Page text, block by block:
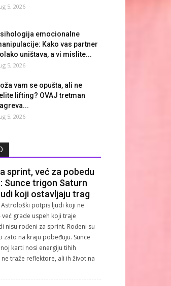
5, 2026
emocionalne
Kako vas partner
uništava, a vi mislite...
5, 2026
vam se opušta, ali ne
lifting? OVAJ tretman
5, 2026
sprint, već za pobedu
Sunce trigon Saturn
koji ostavljaju trag
Astrološki potpis ljudi koji ne
grade uspeh koji traje
nisu rođeni za sprint. Rođeni su
zato na kraju pobeđuju. Sunce
karti nosi energiju tihih
traže reflektore, ali ih život na